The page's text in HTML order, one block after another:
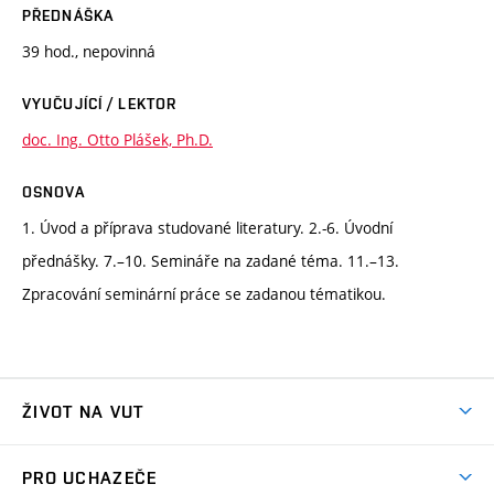
PŘEDNÁŠKA
39 hod., nepovinná
VYUČUJÍCÍ / LEKTOR
doc. Ing. Otto Plášek, Ph.D.
OSNOVA
1. Úvod a příprava studované literatury. 2.-6. Úvodní
přednášky. 7.–10. Semináře na zadané téma. 11.–13.
Zpracování seminární práce se zadanou tématikou.
ŽIVOT NA VUT
PRO UCHAZEČE